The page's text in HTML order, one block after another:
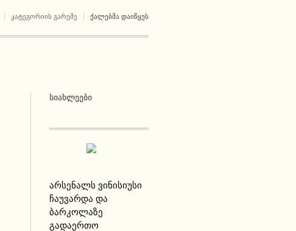
ᲙᲐᲢᲔᲒᲝᲠᲘᲘᲡ ᲒᲐᲠᲔᲨᲔ ᲥᲐᲚᲔᲑᲛᲐ ᲓᲐᲘᲬᲧᲔᲡ
ᲡᲘᲐᲮᲚᲔᲔᲑᲘ
არსენალს ვინისიუსი
ჩაუვარდა და
ბარკოლაზე
გადაერთო